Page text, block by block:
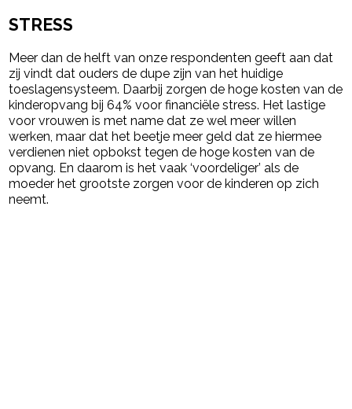
STRESS
Meer dan de helft van onze respondenten geeft aan dat
zij vindt dat ouders de dupe zijn van het huidige
toeslagensysteem. Daarbij zorgen de hoge kosten van de
kinderopvang bij 64% voor financiële stress. Het lastige
voor vrouwen is met name dat ze wel meer willen
werken, maar dat het beetje meer geld dat ze hiermee
verdienen niet opbokst tegen de hoge kosten van de
opvang. En daarom is het vaak ‘voordeliger’ als de
moeder het grootste zorgen voor de kinderen op zich
neemt.